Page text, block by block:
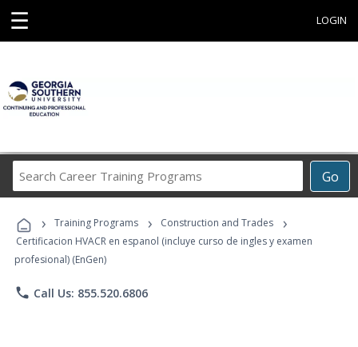
☰ LOGIN
Go
Career
Programs
› Training Programs › Construction and Trades ›
Certificacion HVACR en espanol (incluye curso de ingles y examen
profesional) (EnGen)
phone Call Us: 855.520.6806